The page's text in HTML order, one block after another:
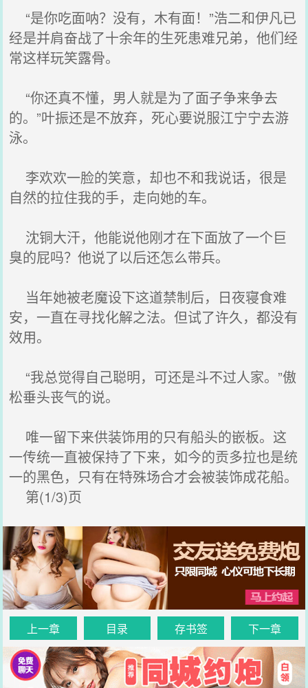
“是你吃面呐？没有，木有面！”浩二和伊凡已
经是并肩奋战了十余年的生死患难兄弟，他们经
常这样玩笑露骨。
“你还真不懂，男人就是为了面子争来争去
的。”叶振还是不放弃，死心要说服江宁宁去游
泳。
李欢欢一脸的笑意，却也不和我说话，很是
自然的拉住我的手，走向她的车。
沈铜大汗，他能说他刚才在下面放了一个巨
臭的屁吗？他说了以后还怎么带兵。
当年她被老魔设下这道禁制后，日夜寝食难
安，一直在寻找化解之法。但试了许久，都没有
效用。
“我总觉得自己聪明，可还是斗不过人家。”傲
松垂头丧气的说。
唯一留下来供装饰用的只有船头的嵌板。这
一传统一直被保持了下来，如今的贡多拉也是统
一的黑色，只有在特殊场合才会被装饰成花船。
第(1/3)页
上一章 目录 存书签 下一章